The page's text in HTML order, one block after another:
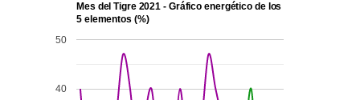
Mes del Tigre 2021 - Gráfico energético de los
5 elementos (%)
40
50